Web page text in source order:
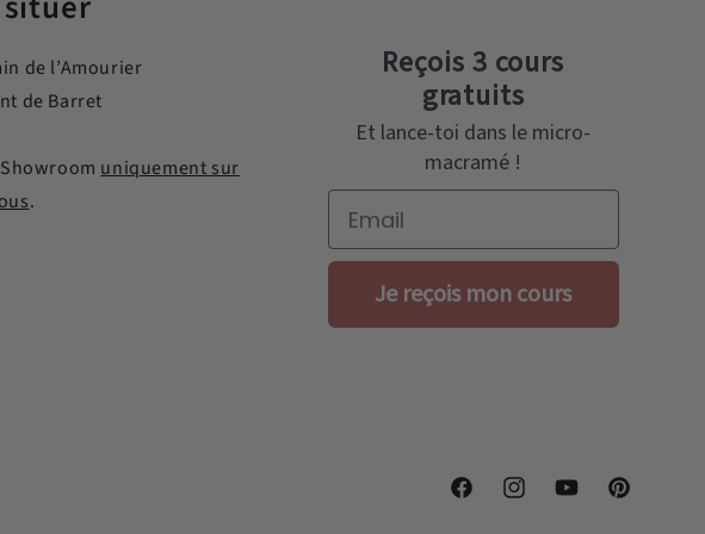
de l’Amourier
de Barret
uniquement sur
.
Reçois 3 cours
gratuits
Et lance-toi dans le micro-
macramé !
Email
Je reçois mon cours
FacebookInstagramYouTubePinterest